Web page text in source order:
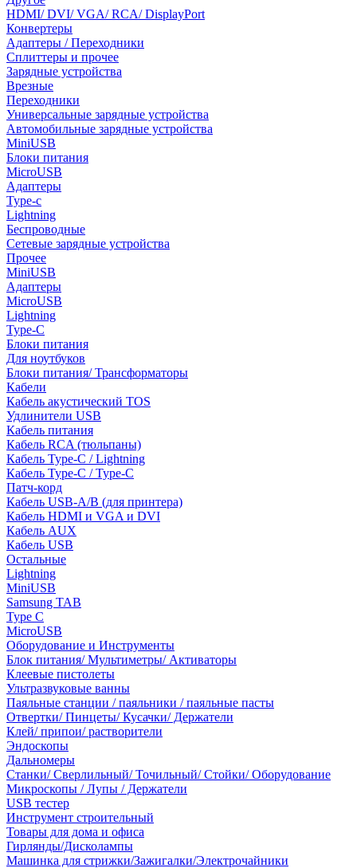
HDMI/ DVI/ VGA/ RCA/ DisplayPort
Конвертеры
Адаптеры / Переходники
Сплиттеры и прочее
Зарядные устройства
Врезные
Переходники
Универсальные зарядные устройства
Автомобильные зарядные устройства
MiniUSB
Блоки питания
MicroUSB
Адаптеры
Type-c
Lightning
Беспроводные
Сетевые зарядные устройства
Прочее
MiniUSB
Адаптеры
MicroUSB
Lightning
Type-C
Блоки питания
Для ноутбуков
Блоки питания/ Трансформаторы
Кабели
Кабель акустический TOS
Удлинители USB
Кабель питания
Кабель RCA (тюльпаны)
Кабель Type-C / Lightning
Кабель Type-C / Type-C
Патч-корд
Кабель USB-A/B (для принтера)
Кабель HDMI и VGA и DVI
Кабель AUX
Кабель USB
Остальные
Lightning
MiniUSB
Samsung TAB
Type C
MicroUSB
Оборудование и Инструменты
Блок питания/ Мультиметры/ Активаторы
Клеевые пистолеты
Ультразвуковые ванны
Паяльные станции / паяльники / паяльные пасты
Отвертки/ Пинцеты/ Кусачки/ Держатели
Клей/ припои/ растворители
Эндоскопы
Дальномеры
Станки/ Сверлильный/ Точильный/ Стойки/ Оборудование
Микроскопы / Лупы / Держатели
USB тестер
Инструмент строительный
Товары для дома и офиса
Гирлянды/Дисколампы
Машинка для стрижки/Зажигалки/Электрочайники